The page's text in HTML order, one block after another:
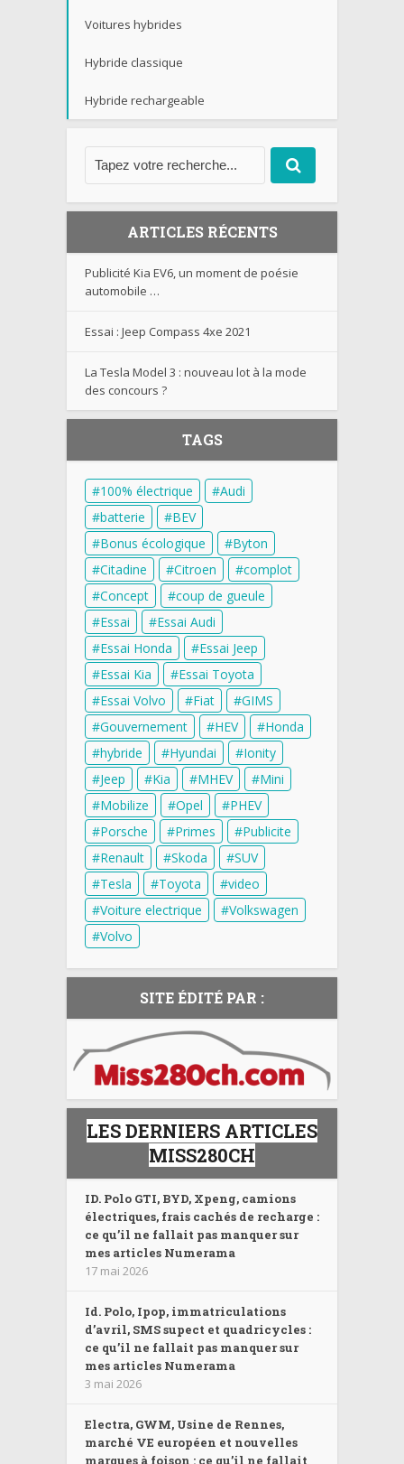
Voitures hybrides
Hybride classique
Hybride rechargeable
ARTICLES RÉCENTS
Publicité Kia EV6, un moment de poésie
automobile …
Essai : Jeep Compass 4xe 2021
La Tesla Model 3 : nouveau lot à la mode
des concours ?
TAGS
100% électrique
Audi
batterie
BEV
Bonus écologique
Byton
Citadine
Citroen
complot
Concept
coup de gueule
Essai
Essai Audi
Essai Honda
Essai Jeep
Essai Kia
Essai Toyota
Essai Volvo
Fiat
GIMS
Gouvernement
HEV
Honda
hybride
Hyundai
Ionity
Jeep
Kia MHEV
Mini
Mobilize
Opel
PHEV
Porsche
Primes
Publicite
Renault
Skoda
SUV
Tesla
Toyota
video
Voiture electrique
Volkswagen
Volvo
SITE ÉDITÉ PAR :
LES DERNIERS ARTICLES
MISS280CH
ID. Polo GTI, BYD, Xpeng, camions
électriques, frais cachés de recharge :
ce qu’il ne fallait pas manquer sur
mes articles Numerama
17 mai 2026
Id. Polo, Ipop, immatriculations
d’avril, SMS supect et quadricycles :
ce qu’il ne fallait pas manquer sur
mes articles Numerama
3 mai 2026
Electra, GWM, Usine de Rennes,
marché VE européen et nouvelles
marques à foison : ce qu’il ne fallait